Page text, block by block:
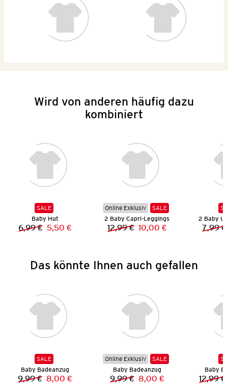
Wird von anderen häufig dazu
kombiniert
SALE
Baby Hut
Vorheriger Preis:
6,99 € Neuer Preis:
5,50 €
Online Exklusiv
SALE
2 Baby Capri-Leggings
Vorheriger Preis:
12,99 € Neuer Preis:
10,00 €
2 Baby
7,99 €
Das könnte Ihnen auch gefallen
SALE
Baby Badeanzug
Vorheriger Preis:
9,99 € Neuer Preis:
8,00 €
Online Exklusiv
SALE
Baby Badeanzug
Vorheriger Preis:
9,99 € Neuer Preis:
8,00 €
Baby
12,99 €